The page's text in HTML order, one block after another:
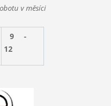
v měsíci
9 -
12